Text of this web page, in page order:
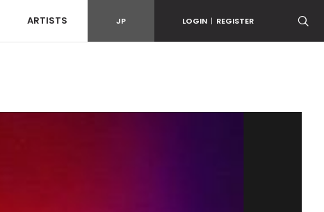
ARTISTS JP LOGIN | REGISTER